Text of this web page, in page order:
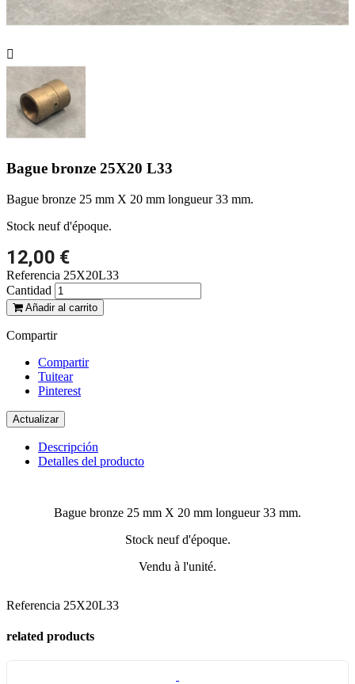

Bague bronze 25X20 L33
Bague bronze 25 mm X 20 mm longueur 33 mm.
Stock neuf d'époque.
12,00 €
Referencia 25X20L33
Cantidad
Añadir al carrito
Compartir
Compartir
Tuitear
Pinterest
Descripción
Detalles del producto
Bague bronze 25 mm X 20 mm longueur 33 mm.
Stock neuf d'époque.
Vendu à l'unité.
Referencia 25X20L33
related products